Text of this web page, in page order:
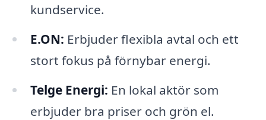
kundservice.
E.ON: Erbjuder flexibla avtal och ett
stort fokus på förnybar energi.
Telge Energi: En lokal aktör som
erbjuder bra priser och grön el.